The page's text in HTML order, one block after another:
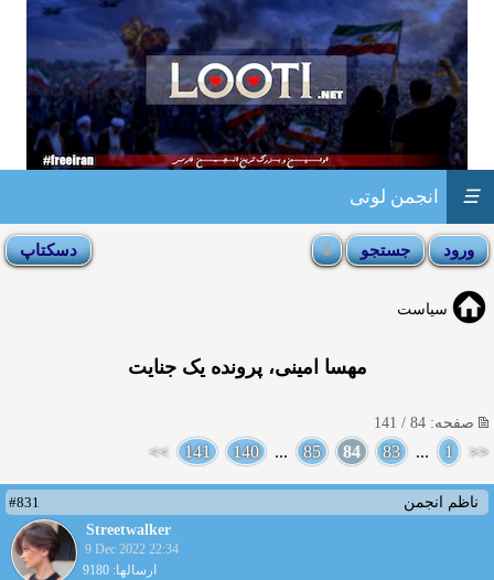
انجمن لوتی ☰
سیاست
مهسا امینی، پرونده یک جنایت
صفحه: 84 / 141
<<
1
...
83
84
85
...
140
141
>>
ناظم انجمن
#831
Streetwalker
9 Dec 2022 22:34
ارسالها: 9180